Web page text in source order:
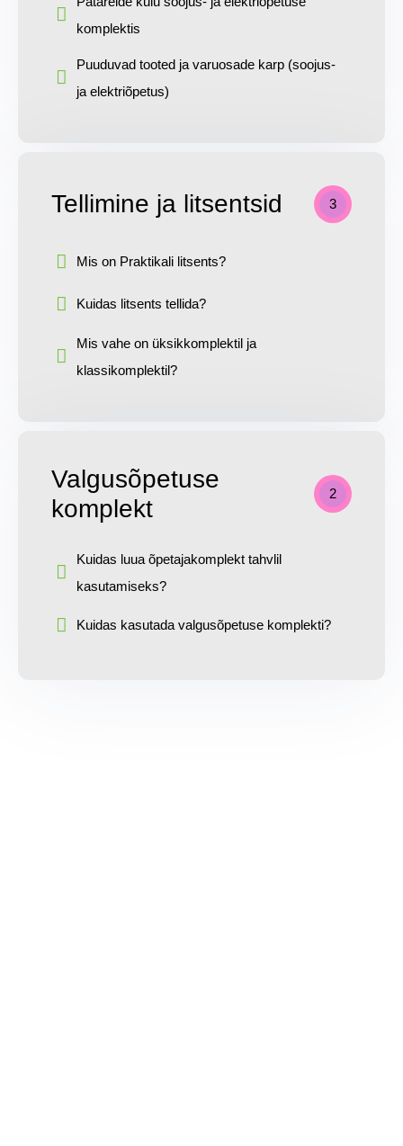
komplektis
Puuduvad tooted ja varuosade karp (soojus-
ja elektriõpetus)
Tellimine ja litsentsid 3
Mis on Praktikali litsents?
Kuidas litsents tellida?
Mis vahe on üksikkomplektil ja
klassikomplektil?
Valgusõpetuse
komplekt
2
Kuidas luua õpetajakomplekt tahvlil
kasutamiseks?
Kuidas kasutada valgusõpetuse komplekti?